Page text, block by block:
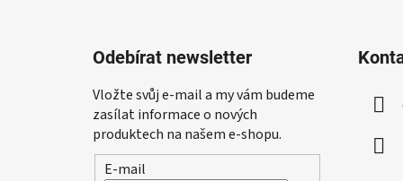
Odebírat newsletter
Vložte svůj e-mail a my vám budeme
zasílat informace o nových
produktech na našem e-shopu.
E-mail